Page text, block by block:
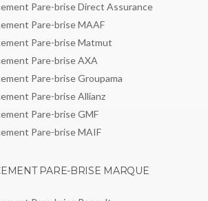
Pare-brise Direct Assurance
Pare-brise MAAF
Pare-brise Matmut
Pare-brise AXA
Pare-brise Groupama
Pare-brise Allianz
Pare-brise GMF
Pare-brise MAIF
PARE-BRISE MARQUE